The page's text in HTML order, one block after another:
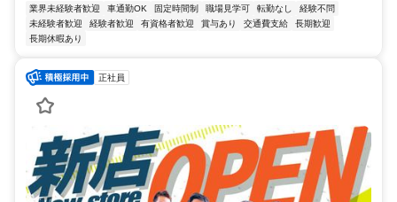
業界未経験者歓迎 車通勤OK 固定時間制 職場見学可 転勤なし
経験不問
未経験者歓迎
経験者歓迎 有資格者歓迎 賞与あり 交通費支給
長期歓迎
長期休暇あり
正社員